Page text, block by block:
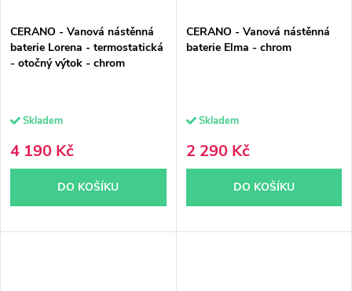
CERANO - Vanová nástěnná
baterie Lorena - termostatická
- otočný výtok - chrom
Skladem
4 190 Kč
DO KOŠÍKU
CERANO - Vanová nástěnná
baterie Elma - chrom
Skladem
2 290 Kč
DO KOŠÍKU